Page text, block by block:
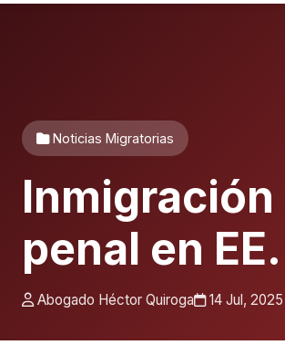
Noticias Migratorias
penal en
Abogado Héctor Quiroga 14 Jul, 2025